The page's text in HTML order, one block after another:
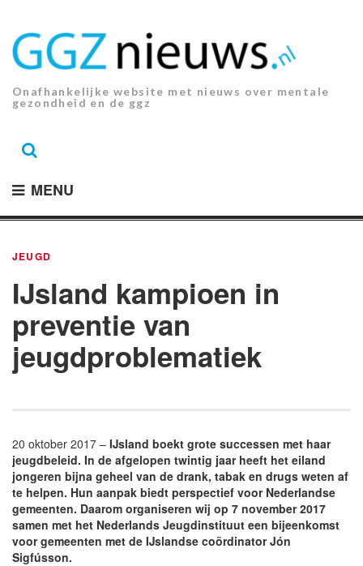
inhoud.
Onafhankelijke website met nieuws over mentale
gezondheid en de ggz
MENU
JEUGD
IJsland kampioen in
preventie van
jeugdproblematiek
20 oktober 2017 – IJsland boekt grote successen met haar
jeugdbeleid. In de afgelopen twintig jaar heeft het eiland
jongeren bijna geheel van de drank, tabak en drugs weten af
te helpen. Hun aanpak biedt perspectief voor Nederlandse
gemeenten. Daarom organiseren wij op 7 november 2017
samen met het Nederlands Jeugdinstituut een bijeenkomst
voor gemeenten met de IJslandse coördinator Jón
Sigfússon.